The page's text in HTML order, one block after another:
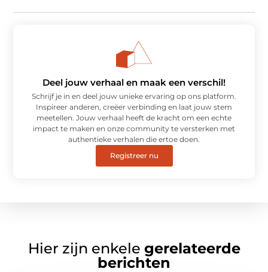
Deel jouw verhaal en maak een verschil!
Schrijf je in en deel jouw unieke ervaring op ons platform.
Inspireer anderen, creëer verbinding en laat jouw stem
meetellen. Jouw verhaal heeft de kracht om een echte
impact te maken en onze community te versterken met
authentieke verhalen die ertoe doen.
Registreer nu
Hier zijn enkele gerelateerde
berichten